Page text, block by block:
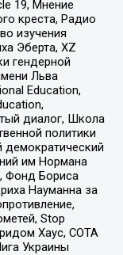
19, Мнение
креста, Радио
изучения
Эберта, XZ
гендерной
Льва
Education,
диалог, Школа
политики
им Нормана
Фонд Бориса
Науманна за
Stop
Хаус, СОТА
Украины